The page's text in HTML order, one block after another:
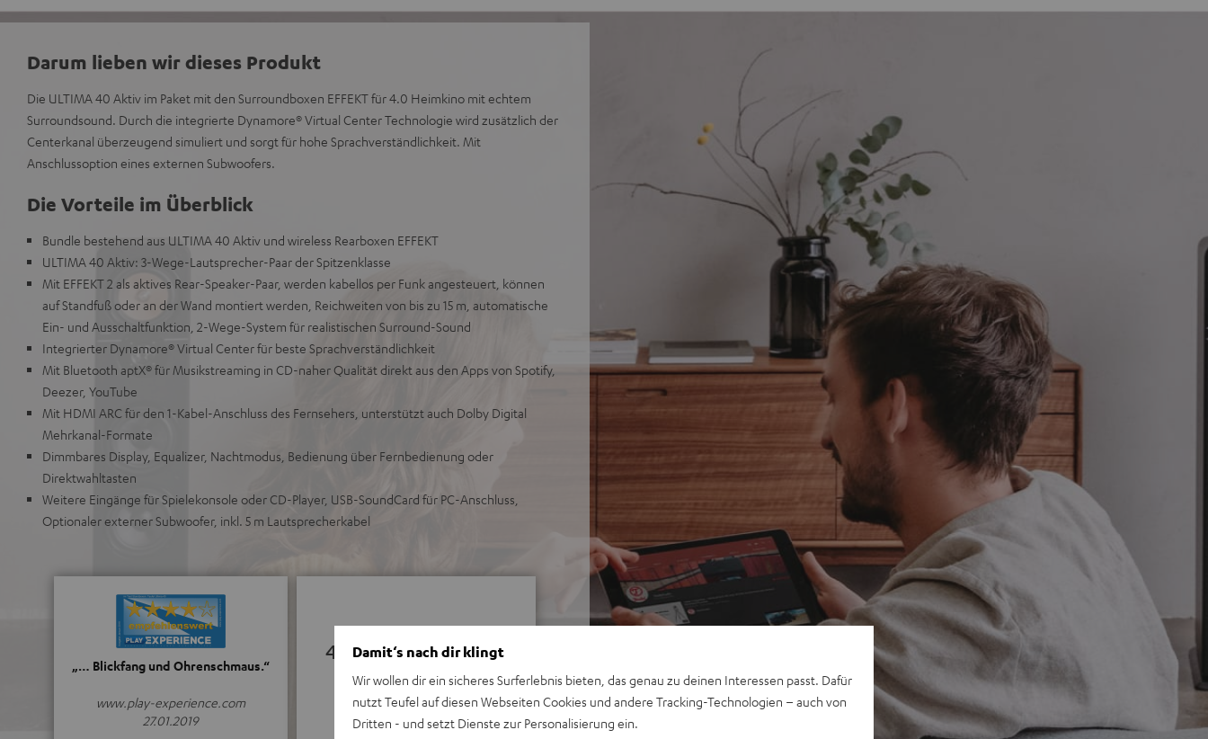
Darum lieben wir dieses Produkt
Die ULTIMA 40 Aktiv im Paket mit den Surroundboxen EFFEKT für 4.0 Heimkino mit echtem
Surroundsound. Durch die integrierte Dynamore® Virtual Center Technologie wird zusätzlich der
Centerkanal überzeugend simuliert und sorgt für hohe Sprachverständlichkeit. Mit
Anschlussoption eines externen Subwoofers.
Die Vorteile im Überblick
Bundle bestehend aus ULTIMA 40 Aktiv und wireless Rearboxen EFFEKT
ULTIMA 40 Aktiv: 3-Wege-Lautsprecher-Paar der Spitzenklasse
Mit EFFEKT 2 als aktives Rear-Speaker-Paar, werden kabellos per Funk angesteuert, können
auf Standfuß oder an der Wand montiert werden, Reichweiten von bis zu 15 m, automatische
Ein- und Ausschaltfunktion, 2-Wege-System für realistischen Surround-Sound
Integrierter Dynamore® Virtual Center für beste Sprachverständlichkeit
Mit Bluetooth aptX® für Musikstreaming in CD-naher Qualität direkt aus den Apps von Spotify,
Deezer, YouTube
Mit HDMI ARC für den 1-Kabel-Anschluss des Fernsehers, unterstützt auch Dolby Digital
Mehrkanal-Formate
Dimmbares Display, Equalizer, Nachtmodus, Bedienung über Fernbedienung oder
Direktwahltasten
Weitere Eingänge für Spielekonsole oder CD-Player, USB-SoundCard für PC-Anschluss,
Optionaler externer Subwoofer, inkl. 5 m Lautsprecherkabel
„… Blickfang und Ohrenschmaus.“
www.play-experience.com
27.01.2019
4.92Damit‘s nach dir klingt
Wir wollen dir ein sicheres Surferlebnis bieten, das genau zu deinen Interessen passt. Dafür
nutzt Teufel auf diesen Webseiten Cookies und andere Tracking-Technologien – auch von
Dritten - und setzt Dienste zur Personalisierung ein.